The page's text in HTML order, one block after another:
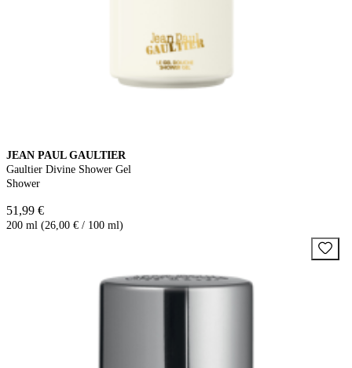
JEAN PAUL GAULTIER
Gaultier Divine Shower Gel
Shower
51,99 €
200 ml (26,00 € / 100 ml)